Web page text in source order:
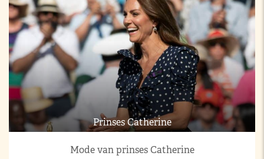
Prinses Catherine
Mode van prinses Catherine